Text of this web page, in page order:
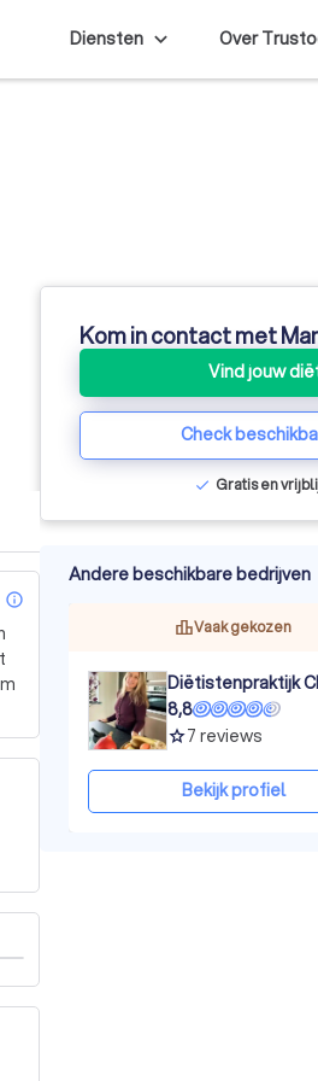
Diensten Over
info_outline
Kom in contact met
Vind jouw
Check
check Gratis en
Andere beschikbare bedrijven
Vaak gekozen
Diëtistenpraktijk
8,8
grade7 reviews
Bekijk profiel